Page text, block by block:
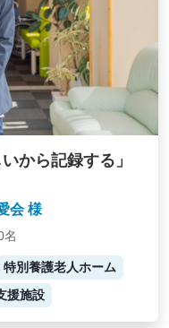
から記録する」
会 様
名
特別養護老人ホーム
援施設